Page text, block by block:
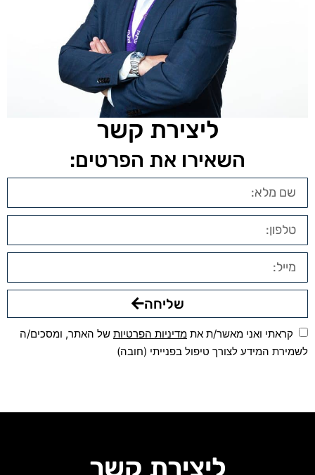
ליצירת קשר
השאירו את הפרטים:
שליחה
קראתי ואני מאשר/ת את מדיניות הפרטיות של האתר, ומסכים/ה
לשמירת המידע לצורך טיפול בפנייתי (חובה)
ליצירת קשר